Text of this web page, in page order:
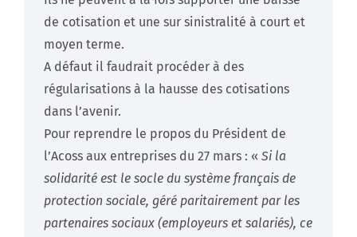
de cotisation et une sur sinistralité à court et
moyen terme.
A défaut il faudrait procéder à des
régularisations à la hausse des cotisations
dans l’avenir.
Pour reprendre le propos du Président de
l’Acoss aux entreprises du 27 mars : « Si la
solidarité est le socle du système français de
protection sociale, géré paritairement par les
partenaires sociaux (employeurs et salariés), ce